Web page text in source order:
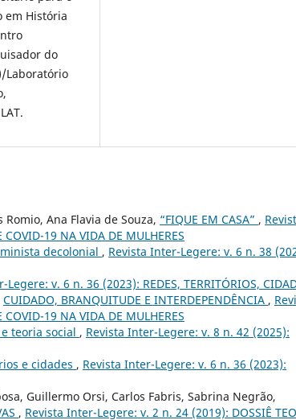
em História
do
Laboratório
Ana Flavia de Souza, “FIQUE EM CASA” ,
19 NA VIDA DE MULHERES
decolonial , Revista Inter-Legere: v. 6 n. 38
v. 6 n. 36 (2023): REDES, TERRITÓRIOS,
CUIDADO, BRANQUITUDE E INTERDEPENDÊNCIA ,
19 NA VIDA DE MULHERES
teoria social , Revista Inter-Legere: v. 8 n. 42 (2025):
e cidades , Revista Inter-Legere: v. 6 n. 36 (2023):
Guillermo Orsi, Carlos Fabris, Sabrina Negrão,
, Revista Inter-Legere: v. 2 n. 24 (2019): DOSSIÊ